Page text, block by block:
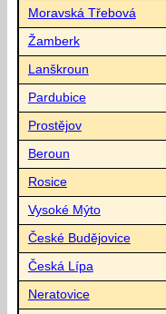
Moravská Třebová
Žamberk
Lanškroun
Pardubice
Prostějov
Beroun
Rosice
Vysoké Mýto
České Budějovice
Česká Lípa
Neratovice